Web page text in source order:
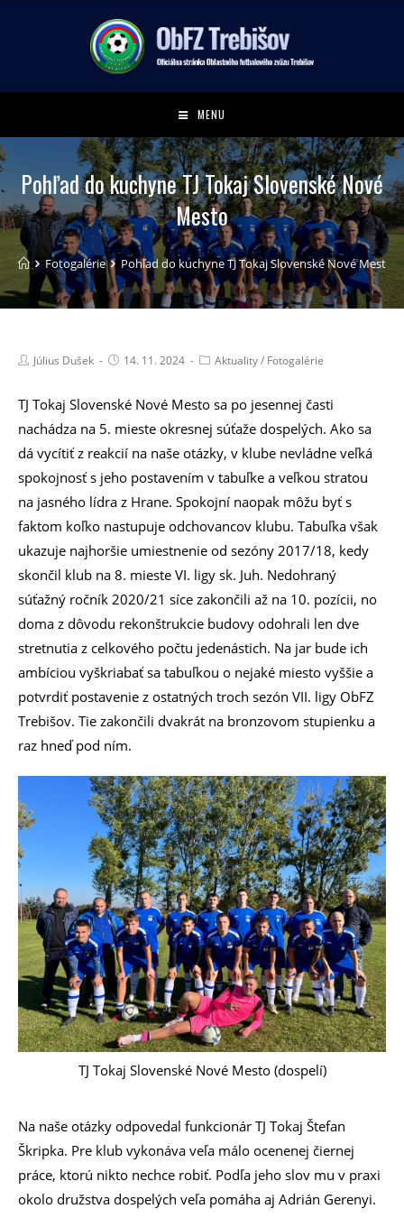
MENU
Pohľad do kuchyne TJ Tokaj Slovenské Nové
Mesto
Fotogalérie Pohľad do kuchyne TJ Tokaj Slovenské Nové Mesto
Július Dušek 14. 11. 2024 Aktuality/ Fotogalérie
TJ Tokaj Slovenské Nové Mesto sa po jesennej časti
nachádza na 5. mieste okresnej súťaže dospelých. Ako sa
dá vycítiť z reakcií na naše otázky, v klube nevládne veľká
spokojnosť s jeho postavením v tabuľke a veľkou stratou
na jasného lídra z Hrane. Spokojní naopak môžu byť s
faktom koľko nastupuje odchovancov klubu. Tabuľka však
ukazuje najhoršie umiestnenie od sezóny 2017/18, kedy
skončil klub na 8. mieste VI. ligy sk. Juh. Nedohraný
súťažný ročník 2020/21 síce zakončili až na 10. pozícii, no
doma z dôvodu rekonštrukcie budovy odohrali len dve
stretnutia z celkového počtu jedenástich. Na jar bude ich
ambíciou vyškriabať sa tabuľkou o nejaké miesto vyššie a
potvrdiť postavenie z ostatných troch sezón VII. ligy ObFZ
Trebišov. Tie zakončili dvakrát na bronzovom stupienku a
raz hneď pod ním.
TJ Tokaj Slovenské Nové Mesto (dospelí)
Na naše otázky odpovedal funkcionár TJ Tokaj Štefan
Škripka. Pre klub vykonáva veľa málo ocenenej čiernej
práce, ktorú nikto nechce robiť. Podľa jeho slov mu v praxi
okolo družstva dospelých veľa pomáha aj Adrián Gerenyi.